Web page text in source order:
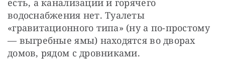
водоснабжения нет. Туалеты
«гравитационного типа» (ну а по-простому
— выгребные ямы) находятся во дворах
домов, рядом с дровниками.